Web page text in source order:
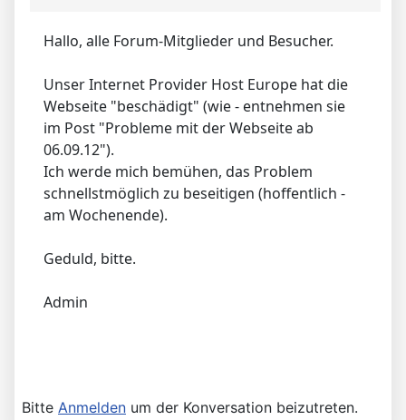
Hallo, alle Forum-Mitglieder und Besucher.
Unser Internet Provider Host Europe hat die
Webseite "beschädigt" (wie - entnehmen sie
im Post "Probleme mit der Webseite ab
06.09.12").
Ich werde mich bemühen, das Problem
schnellstmöglich zu beseitigen (hoffentlich -
am Wochenende).
Geduld, bitte.
Admin
Bitte Anmelden um der Konversation beizutreten.